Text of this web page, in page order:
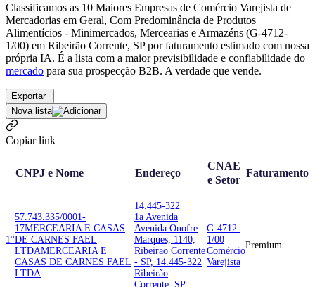
Classificamos as 10 Maiores Empresas de Comércio Varejista de
Mercadorias em Geral, Com Predominância de Produtos
Alimentícios - Minimercados, Mercearias e Armazéns (G-4712-
1/00) em Ribeirão Corrente, SP por faturamento estimado com nossa
própria IA. É a lista com a maior previsibilidade e confiabilidade do
mercado para sua prospecção B2B. A verdade que vende.
Exportar
Nova lista
Copiar link
CNPJ e Nome Endereço
CNAE
e Setor
Faturamento
1°
57.743.335/0001-
17MERCEARIA E CASAS
DE CARNES FAEL
LTDAMERCEARIA E
CASAS DE CARNES FAEL
LTDA
14.445-322
1a Avenida
Avenida Onofre
Marques, 1140,
Ribeirao Corrente
- SP, 14.445-322
Ribeirão
Corrente, SP
G-4712-
1/00
Comércio
Varejista
Premium